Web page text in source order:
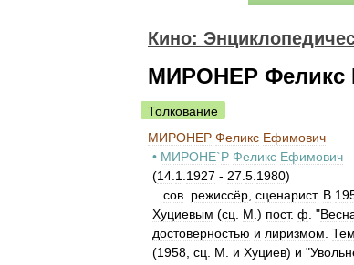
Кино:
МИРОНЕР Феликс
Толкование
МИРОНЕР Феликс Ефимович
• МИРОНЕ`Р Феликс Ефимович
(14 1 1927 - 27 5 1980)
сов режиссёр сценарист. В
Хуциевым (сц М .) пост. ф . "
достоверностью и лиризмом
(1958 сц М и Хуциев) и "